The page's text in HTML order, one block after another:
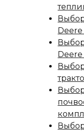
Deere
Deere